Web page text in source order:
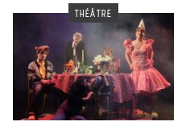
THÉÂTRE